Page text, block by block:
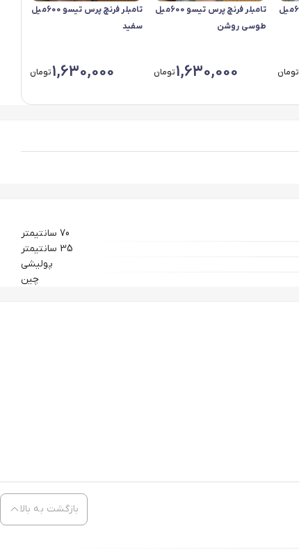
تامبلر فرنچ پرس تیسو 600میل
تومان
تامبلر فرنچ پرس تیسو 600میل
طوسی روشن
1,630,000تومان
تامبلر فرنچ پرس تیسو 600میل
سفید
1,630,000تومان
70 سانتیمتر
35 سانتیمتر
پولیشی
چین
بازگشت به بالا